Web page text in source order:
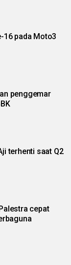
16 pada Moto3
penggemar
terhenti saat Q2
cepat